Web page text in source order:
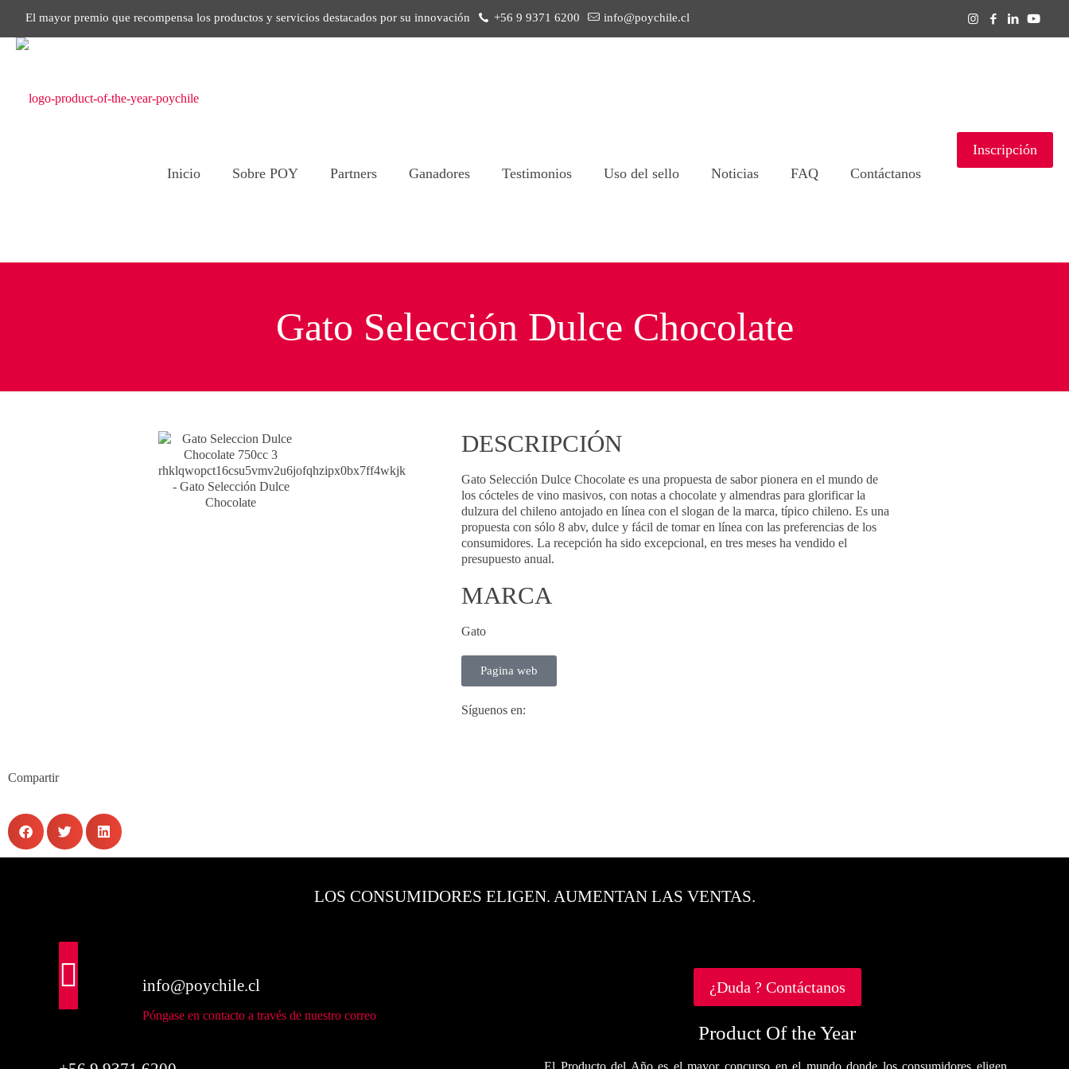
El mayor premio que recompensa los productos y servicios destacados por su innovación +56 9 9371 6200 info@poychile.cl
Inicio Sobre POY Partners Ganadores Testimonios Uso del sello Noticias FAQ Contáctanos
Inscripción
Gato Selección Dulce Chocolate
DESCRIPCIÓN
Gato Selección Dulce Chocolate es una propuesta de sabor pionera en el mundo de
los cócteles de vino masivos, con notas a chocolate y almendras para glorificar la
dulzura del chileno antojado en línea con el slogan de la marca, típico chileno. Es una
propuesta con sólo 8 abv, dulce y fácil de tomar en línea con las preferencias de los
consumidores. La recepción ha sido excepcional, en tres meses ha vendido el
presupuesto anual.
MARCA
Gato
Pagina web
Síguenos en:
Compartir
LOS CONSUMIDORES ELIGEN. AUMENTAN LAS VENTAS.
info@poychile.cl
Póngase en contacto a través de nuestro correo
¿Duda ? Contáctanos
Product Of the Year
El Producto del Año es el mayor concurso en el mundo donde los consumidores eligen,